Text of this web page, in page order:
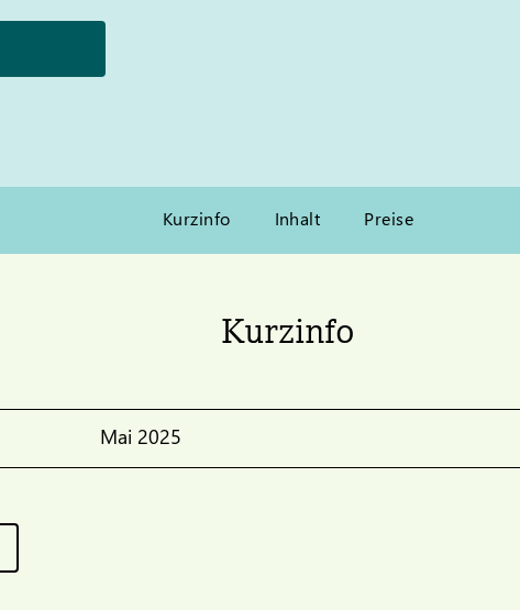
Kurzinfo Inhalt Preise
Kurzinfo
Mai 2025